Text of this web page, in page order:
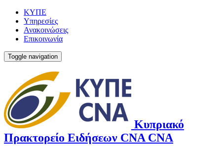
ΚΥΠΕ
Υπηρεσίες
Ανακοινώσεις
Επικοινωνία
Toggle navigation
Κυπριακό
Πρακτορείο Ειδήσεων CNA CNA